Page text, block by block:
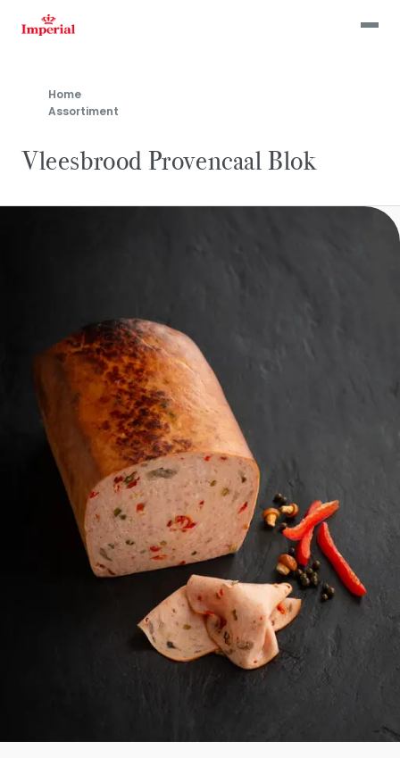
Home
Assortiment
Vleesbrood Provencaal Blok